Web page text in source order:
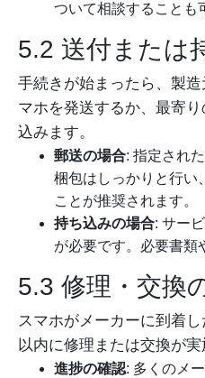
ついて相談することも
5.2 送付または
手続きが始まったら、製
マホを発送するか、最寄
込みます。
郵送の場合: 指定され
梱包はしっかりと行い
ことが推奨されます。
持ち込みの場合: サー
が必要です。必要書類
5.3 修理・交換
スマホがメーカーに到着
以内に修理または交換が実
進捗の確認: 多くのメ